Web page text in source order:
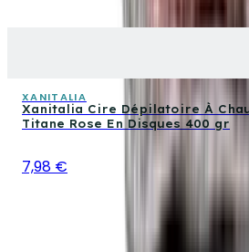
XANITALIA
Xanitalia Cire Dépilatoire À
Titane Rose En Disques 400 gr
7,98 €